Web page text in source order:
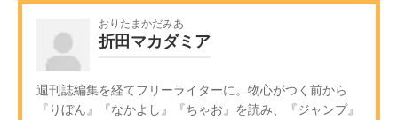
おりたまかだみあ
折田マカダミア
週刊誌編集を経てフリーライターに。物心がつく前から
『りぼん』『なかよし』『ちゃお』を読み、『ジャンプ』